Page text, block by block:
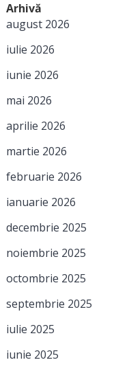
Arhivă
august 2026
iulie 2026
iunie 2026
mai 2026
aprilie 2026
martie 2026
februarie 2026
ianuarie 2026
decembrie 2025
noiembrie 2025
octombrie 2025
septembrie 2025
iulie 2025
iunie 2025